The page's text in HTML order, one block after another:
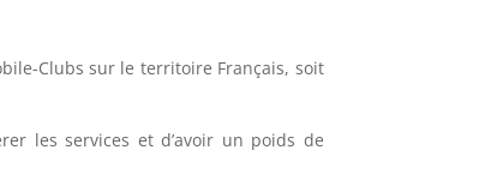
Clubs sur le territoire Français, soit
les services et d’avoir un poids de